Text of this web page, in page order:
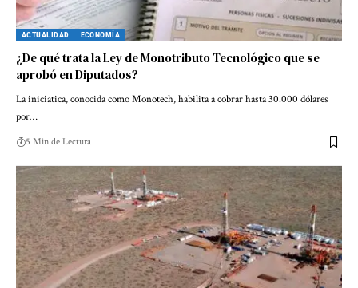
ACTUALIDAD ECONOMÍA
¿De qué trata la Ley de Monotributo Tecnológico que se
aprobó en Diputados?
La iniciatica, conocida como Monotech, habilita a cobrar hasta 30.000 dólares
por…
5 Min de Lectura